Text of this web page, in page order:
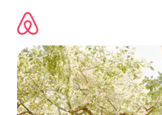
съдържанието